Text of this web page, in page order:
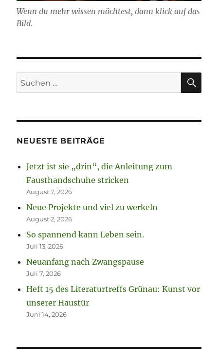
Wenn du mehr wissen möchtest, dann klick auf das
Bild.
Suchen
nach:
NEUESTE BEITRÄGE
Jetzt ist sie „drin“, die Anleitung zum
Fausthandschuhe stricken
August 7, 2026
Neue Projekte und viel zu werkeln
August 2, 2026
So spannend kann Leben sein.
Juli 13, 2026
Neuanfang nach Zwangspause
Juli 7, 2026
Heft 15 des Literaturtreffs Grünau: Kunst vor
unserer Haustür
Juni 14, 2026